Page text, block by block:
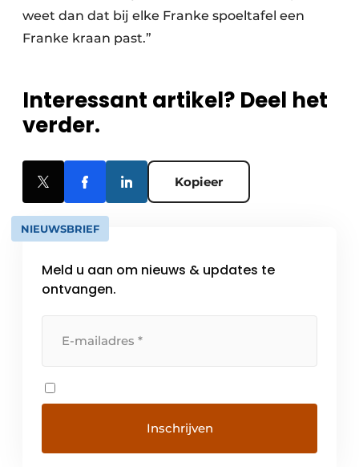
weet dan dat bij elke Franke spoeltafel een
Franke kraan past.”
Interessant artikel? Deel het
verder.
Kopieer
NIEUWSBRIEF
Meld u aan om nieuws & updates te
ontvangen.